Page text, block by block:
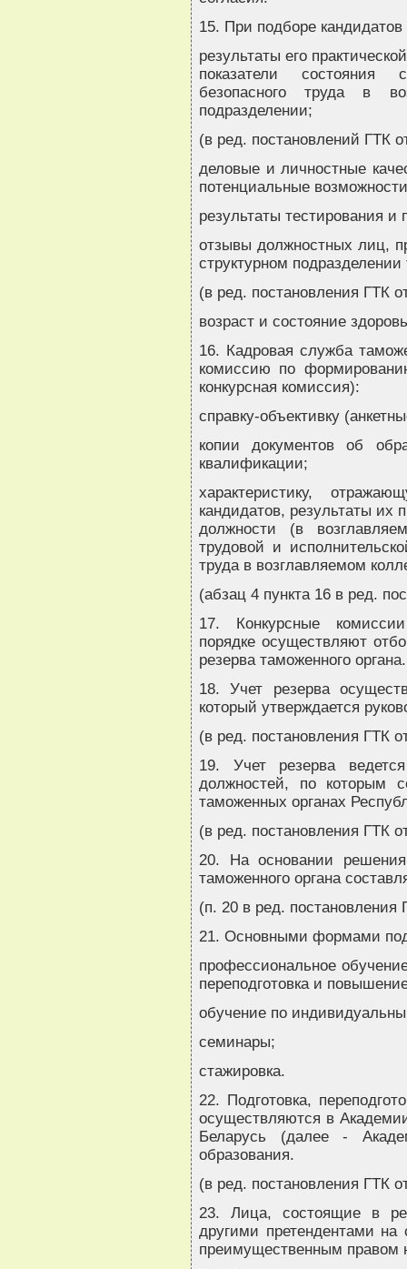
15. При подборе
результаты его
показатели состояния
безопасного труда в
подразделении;
(в ред. постановлений ГТК
деловые и личностные
потенциальные
результаты тестирования и
отзывы должностных лиц,
структурном подразделении
(в ред. постановления ГТК
возраст и состояние
16. Кадровая служба
комиссию по
конкурсная комиссия):
справку-объективку
копии документов об
квалификации;
характеристику,
кандидатов, результаты их
должности (в
трудовой и
труда в возглавляемом
(абзац 4 пункта 16 в ред.
17. Конкурсные
порядке осуществляют
резерва таможенного органа.
18. Учет резерва
который утверждается
(в ред. постановления ГТК
19. Учет резерва
должностей, по которым
таможенных органах
(в ред. постановления ГТК
20. На основании
таможенного органа
(п. 20 в ред. постановления
21. Основными формами
профессиональное
переподготовка и
обучение по
семинары;
стажировка.
22. Подготовка,
осуществляются в
Беларусь (далее -
образования.
(в ред. постановления ГТК
23. Лица, состоящие в
другими претендентами
преимущественным правом